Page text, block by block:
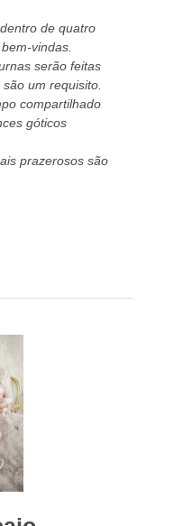
de quatro
vindas.
serão feitas
um requisito.
compartilhado
góticos
prazerosos são